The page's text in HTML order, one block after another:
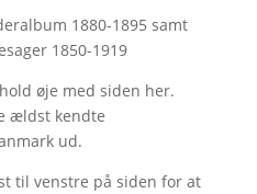
1880-1895 samt
1850-1919
øje med siden her.
ældst kendte
ud.
til venstre på siden for at